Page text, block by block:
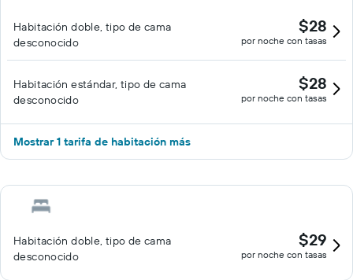
Habitación doble, tipo de cama
desconocido
$28
por noche con tasas
Habitación estándar, tipo de cama
desconocido
$28
por noche con tasas
Mostrar 1 tarifa de habitación más
Habitación doble, tipo de cama
desconocido
$29
por noche con tasas